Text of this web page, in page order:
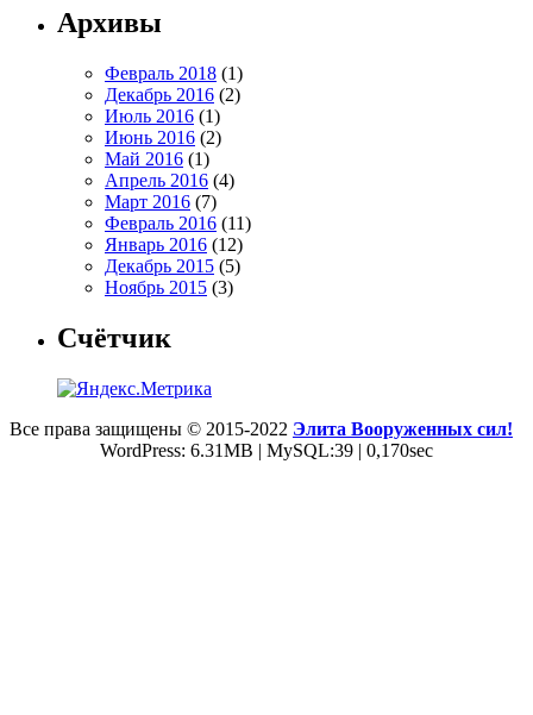
Архивы
Февраль 2018 (1)
Декабрь 2016 (2)
Июль 2016 (1)
Июнь 2016 (2)
Май 2016 (1)
Апрель 2016 (4)
Март 2016 (7)
Февраль 2016 (11)
Январь 2016 (12)
Декабрь 2015 (5)
Ноябрь 2015 (3)
Счётчик
Все права защищены © 2015-2022 Элита Вооруженных сил!
WordPress: 6.31MB | MySQL:39 | 0,170sec